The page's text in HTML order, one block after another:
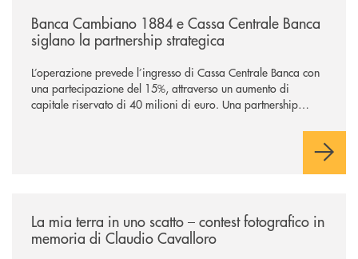
Banca Cambiano 1884 e Cassa Centrale Banca
siglano la partnership strategica
L’operazione prevede l’ingresso di Cassa Centrale Banca con
una partecipazione del 15%, attraverso un aumento di
capitale riservato di 40 milioni di euro. Una partnership
comuni e sulla prossimità ai territori, per ampliare l’offerta e
La mia terra in uno scatto – contest fotografico in
memoria di Claudio Cavalloro